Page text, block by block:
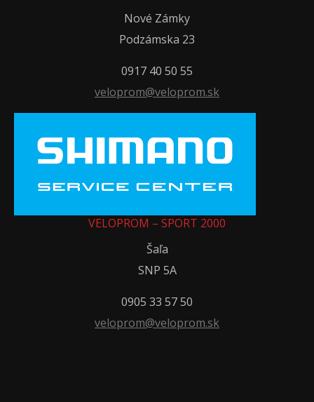
Nové Zámky
Podzámska 23
0917 40 50 55
veloprom@veloprom.sk
VELOPROM – SPORT 2000
Šaľa
SNP 5A
0905 33 57 50
veloprom@veloprom.sk